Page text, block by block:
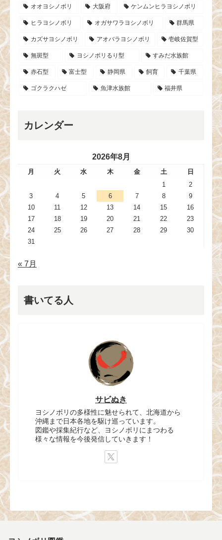
オオヨシノボリ 大阪府 ケンムンヒラヨシノボリ
ヒラヨシノボリ オガサワラヨシノボリ 群馬県
カズサヨシノボリ アオバラヨシノボリ 壱岐佐賀型
無斑型 ヨシノボリるり型 すみだ水族館
赤石型 富士型 静岡県 飼育 千葉県
ゴクラクハゼ 魚津水族館 福井県
カレンダー
2026年8月
月 火 水 木 金 土
日
1
2
3
4 5 6 7 8
9
10
11 12 13 14 15
16
17
18 19 20 21 22
23
24
25 26 27 28 29
30
31
« 7月
書いてる人
サビぬき
ヨシノボリの多様性に魅せられて、北海道から
沖縄まで日本各地を駆け巡っています。
図鑑や採集紀行など、ヨシノボリにまつわる
様々な情報を今後発信していきます！